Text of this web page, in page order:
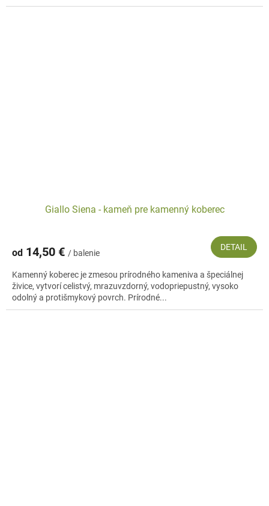
Giallo Siena - kameň pre kamenný koberec
od 14,50 € / balenie
DETAIL
Kamenný koberec je zmesou prírodného kameniva a špeciálnej
živice, vytvorí celistvý, mrazuvzdorný, vodopriepustný, vysoko
odolný a protišmykový povrch. Prírodné...